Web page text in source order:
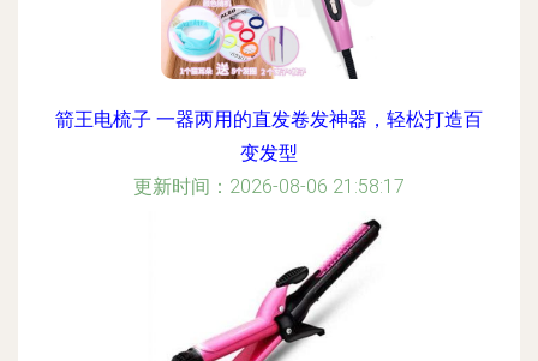
箭王电梳子 一器两用的直发卷发神器，轻松打造百
变发型
更新时间：2026-08-06 21:58:17